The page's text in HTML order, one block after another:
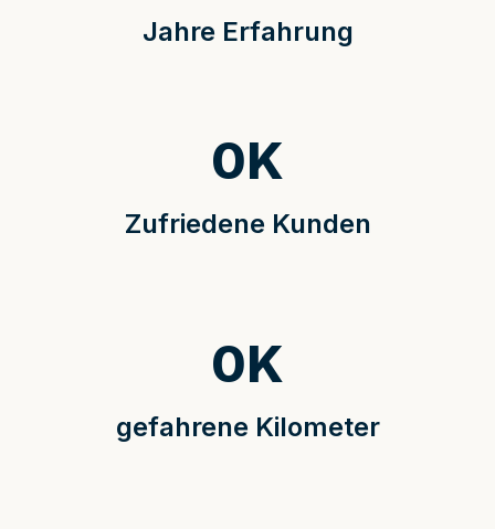
Jahre Erfahrung
Zufriedene Kunden
0K
gefahrene Kilometer
0K